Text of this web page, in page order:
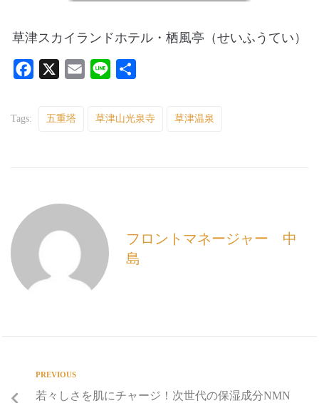
草津スカイランドホテル・栖風亭（せいふうてい）
k
Tags: 五重塔 草津山光泉寺 草津温泉
フロントマネージャー 中
島
PREVIOUS
若々しさを肌にチャージ！次世代の保湿成分NMN